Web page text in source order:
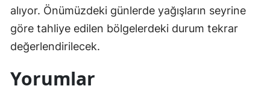
alıyor. Önümüzdeki günlerde yağışların seyrine
göre tahliye edilen bölgelerdeki durum tekrar
değerlendirilecek.
Yorumlar